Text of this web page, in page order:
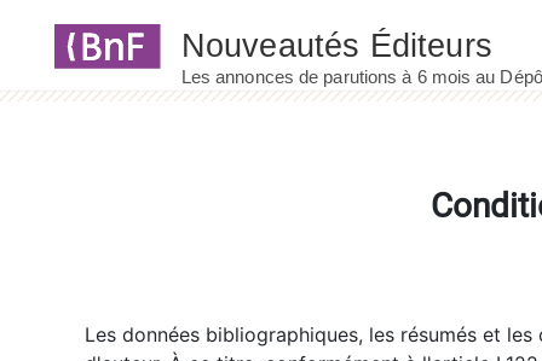
Les données bibliographiques, les résumés et